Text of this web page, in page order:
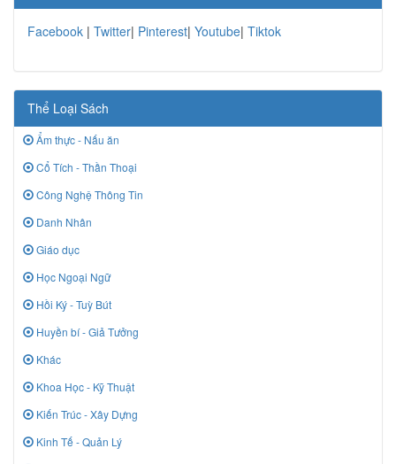
Facebook | Twitter| Pinterest| Youtube| Tiktok
Thể Loại Sách
Ẩm thực - Nấu ăn
Cổ Tích - Thần Thoại
Công Nghệ Thông Tin
Danh Nhân
Giáo dục
Học Ngoại Ngữ
Hồi Ký - Tuỳ Bút
Huyền bí - Giả Tưởng
Khác
Khoa Học - Kỹ Thuật
Kiến Trúc - Xây Dựng
Kinh Tế - Quản Lý